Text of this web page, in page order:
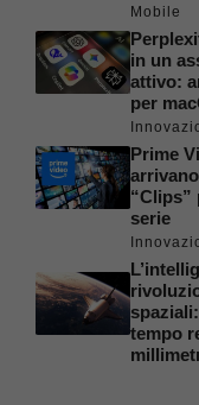
Mobile
in un
attivo:
per
Prime
“Clips”
serie
tempo